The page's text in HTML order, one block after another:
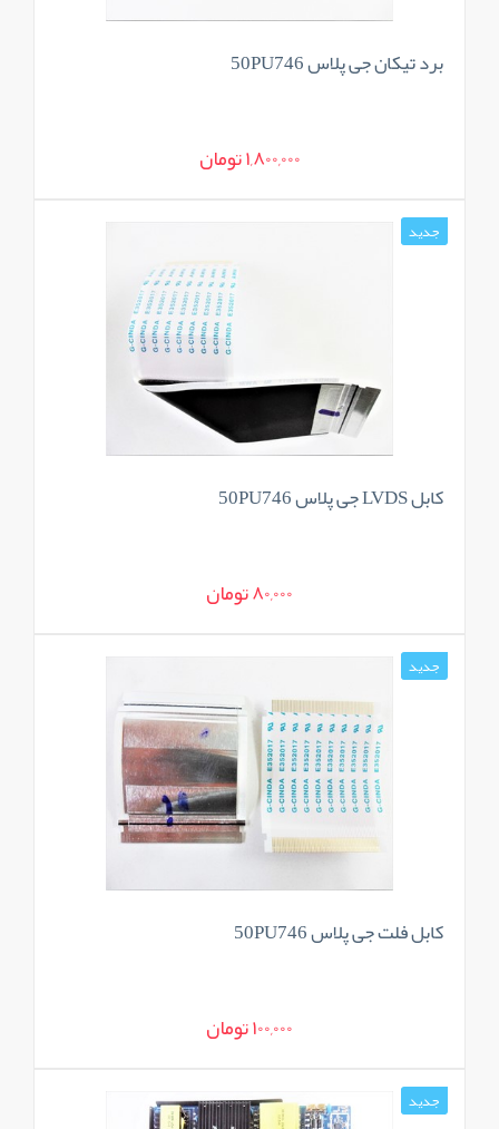
برد تیکان جی پلاس 50PU746
1,800,000 تومان
جدید
کابل LVDS جی پلاس 50PU746
80,000 تومان
جدید
کابل فلت جی پلاس 50PU746
100,000 تومان
جدید